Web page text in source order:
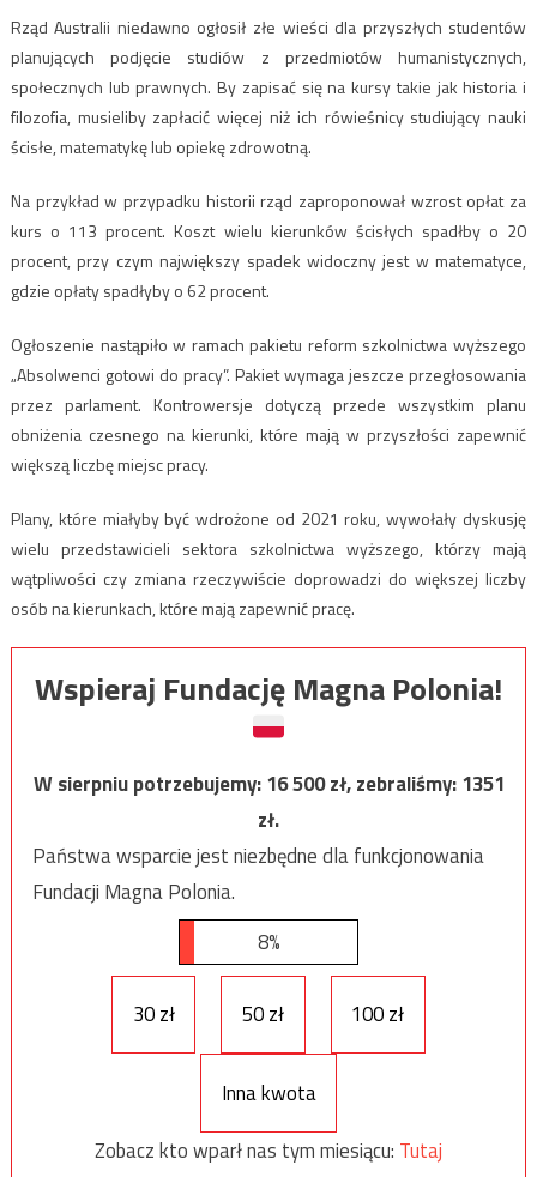
Rząd Australii niedawno ogłosił złe wieści dla przyszłych studentów
planujących podjęcie studiów z przedmiotów humanistycznych,
społecznych lub prawnych. By zapisać się na kursy takie jak historia i
filozofia, musieliby zapłacić więcej niż ich rówieśnicy studiujący nauki
ścisłe, matematykę lub opiekę zdrowotną.
Na przykład w przypadku historii rząd zaproponował wzrost opłat za
kurs o 113 procent. Koszt wielu kierunków ścisłych spadłby o 20
procent, przy czym największy spadek widoczny jest w matematyce,
gdzie opłaty spadłyby o 62 procent.
Ogłoszenie nastąpiło w ramach pakietu reform szkolnictwa wyższego
„Absolwenci gotowi do pracy”. Pakiet wymaga jeszcze przegłosowania
przez parlament. Kontrowersje dotyczą przede wszystkim planu
obniżenia czesnego na kierunki, które mają w przyszłości zapewnić
większą liczbę miejsc pracy.
Plany, które miałyby być wdrożone od 2021 roku, wywołały dyskusję
wielu przedstawicieli sektora szkolnictwa wyższego, którzy mają
wątpliwości czy zmiana rzeczywiście doprowadzi do większej liczby
osób na kierunkach, które mają zapewnić pracę.
Wspieraj Fundację Magna Polonia!
W sierpniu potrzebujemy:16 500zł, zebraliśmy:1351
zł.
Państwa wsparcie jest niezbędne dla funkcjonowania
Fundacji Magna Polonia.
8%
30 zł 50 zł 100 zł
Inna kwota
Zobacz kto wparł nas tym miesiącu: Tutaj